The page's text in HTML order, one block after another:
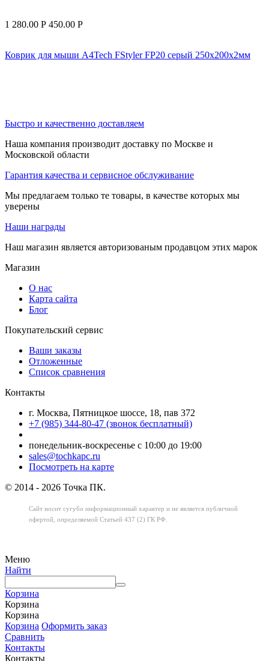
1 280.00 Р 450.00 Р
Коврик для мыши A4Tech FStyler FP20 серый 250x200x2мм
Быстро и качественно доставляем
Наша компания производит доставку по Москве и
Московской области
Гарантия качества и сервисное обслуживание
Мы предлагаем только те товары, в качестве которых мы
уверены
Наши награды
Наш магазин является авторизованым продавцом этих марок
Магазин
О нас
Карта сайта
Блог
Покупательский сервис
Ваши заказы
Отложенные
Список сравнения
Контакты
г. Москва, Пятницкое шоссе, 18, пав 372
+7 (985) 344-80-47 (звонок бесплатный)
понедельник-воскресенье с 10:00 до 19:00
sales@tochkapc.ru
Посмотреть на карте
© 2014 - 2026 Точка ПК.
Сайт носит сугубо информационный характер и не является публичной
офертой, определяемой Статьей 437 (2) ГК РФ.
Меню
Найти
Корзина
Корзина
Корзина
Корзина Оформить заказ
Сравнить
Контакты
Контакты